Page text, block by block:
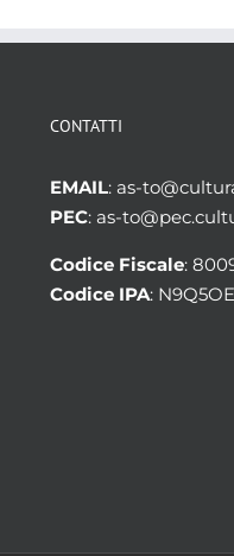
CONTATTI
EMAIL: as-
PEC: as-
Codice Fiscale:
Codice IPA: N9Q5OE